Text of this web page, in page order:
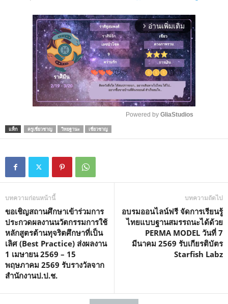
arrow_forward_ios อ่านเพิ่มเติม
Powered by GliaStudios
แท็ก ครูเชี่ยวชาญ วิทยฐานะ เชี่ยวชาญ
บทความก่อนหน้านี้
ขอเชิญสถานศึกษาเข้าร่วมการ
ประกวดผลงานนวัตกรรมการใช้
หลักสูตรต้านทุจริตศึกษาที่เป็น
เลิศ (Best Practice) ส่งผลงาน
1 เมษายน 2569 – 15
พฤษภาคม 2569 รับรางวัลจาก
สำนักงานป.ป.ช.
บทความถัดไป
อบรมออนไลน์ฟรี จัดการเรียนรู้
ไทยแบบฐานสมรรถนะได้ด้วย
PERMA MODEL วันที่ 7
มีนาคม 2569 รับเกียรติบัตร
Starfish Labz